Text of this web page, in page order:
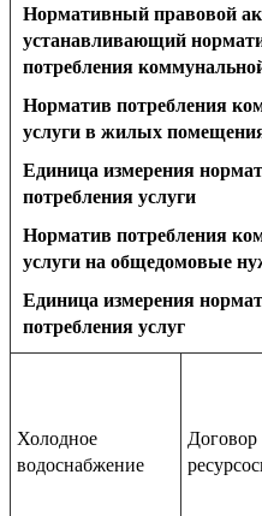
Нормативный правовой
устанавливающий
потребления
Норматив потребления
услуги в жилых
Единица измерения
потребления услуги
Норматив потребления
услуги на общедомовые
Единица измерения
потребления услуг
Холодное
водоснабжение
Договор